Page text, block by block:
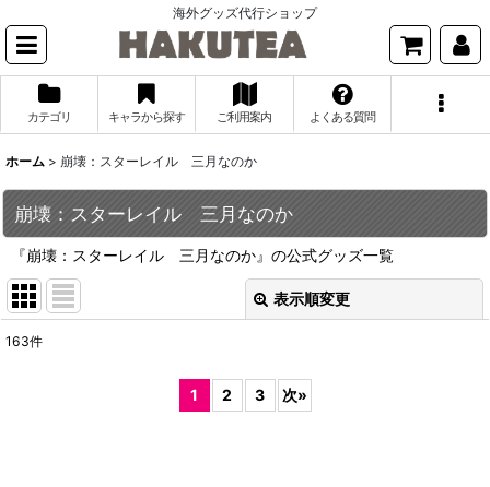
海外グッズ代行ショップ
カテゴリ キャラから探す ご利用案内 よくある質問
ホーム > 崩壊：スターレイル 三月なのか
崩壊：スターレイル 三月なのか
『崩壊：スターレイル 三月なのか』の公式グッズ一覧
表示順変更
163件
1 2 3 次»